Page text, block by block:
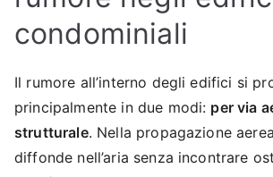
condominiali
Il rumore all’interno degli edifici si
principalmente in due modi: per via
strutturale. Nella propagazione
diffonde nell’aria senza incontrare